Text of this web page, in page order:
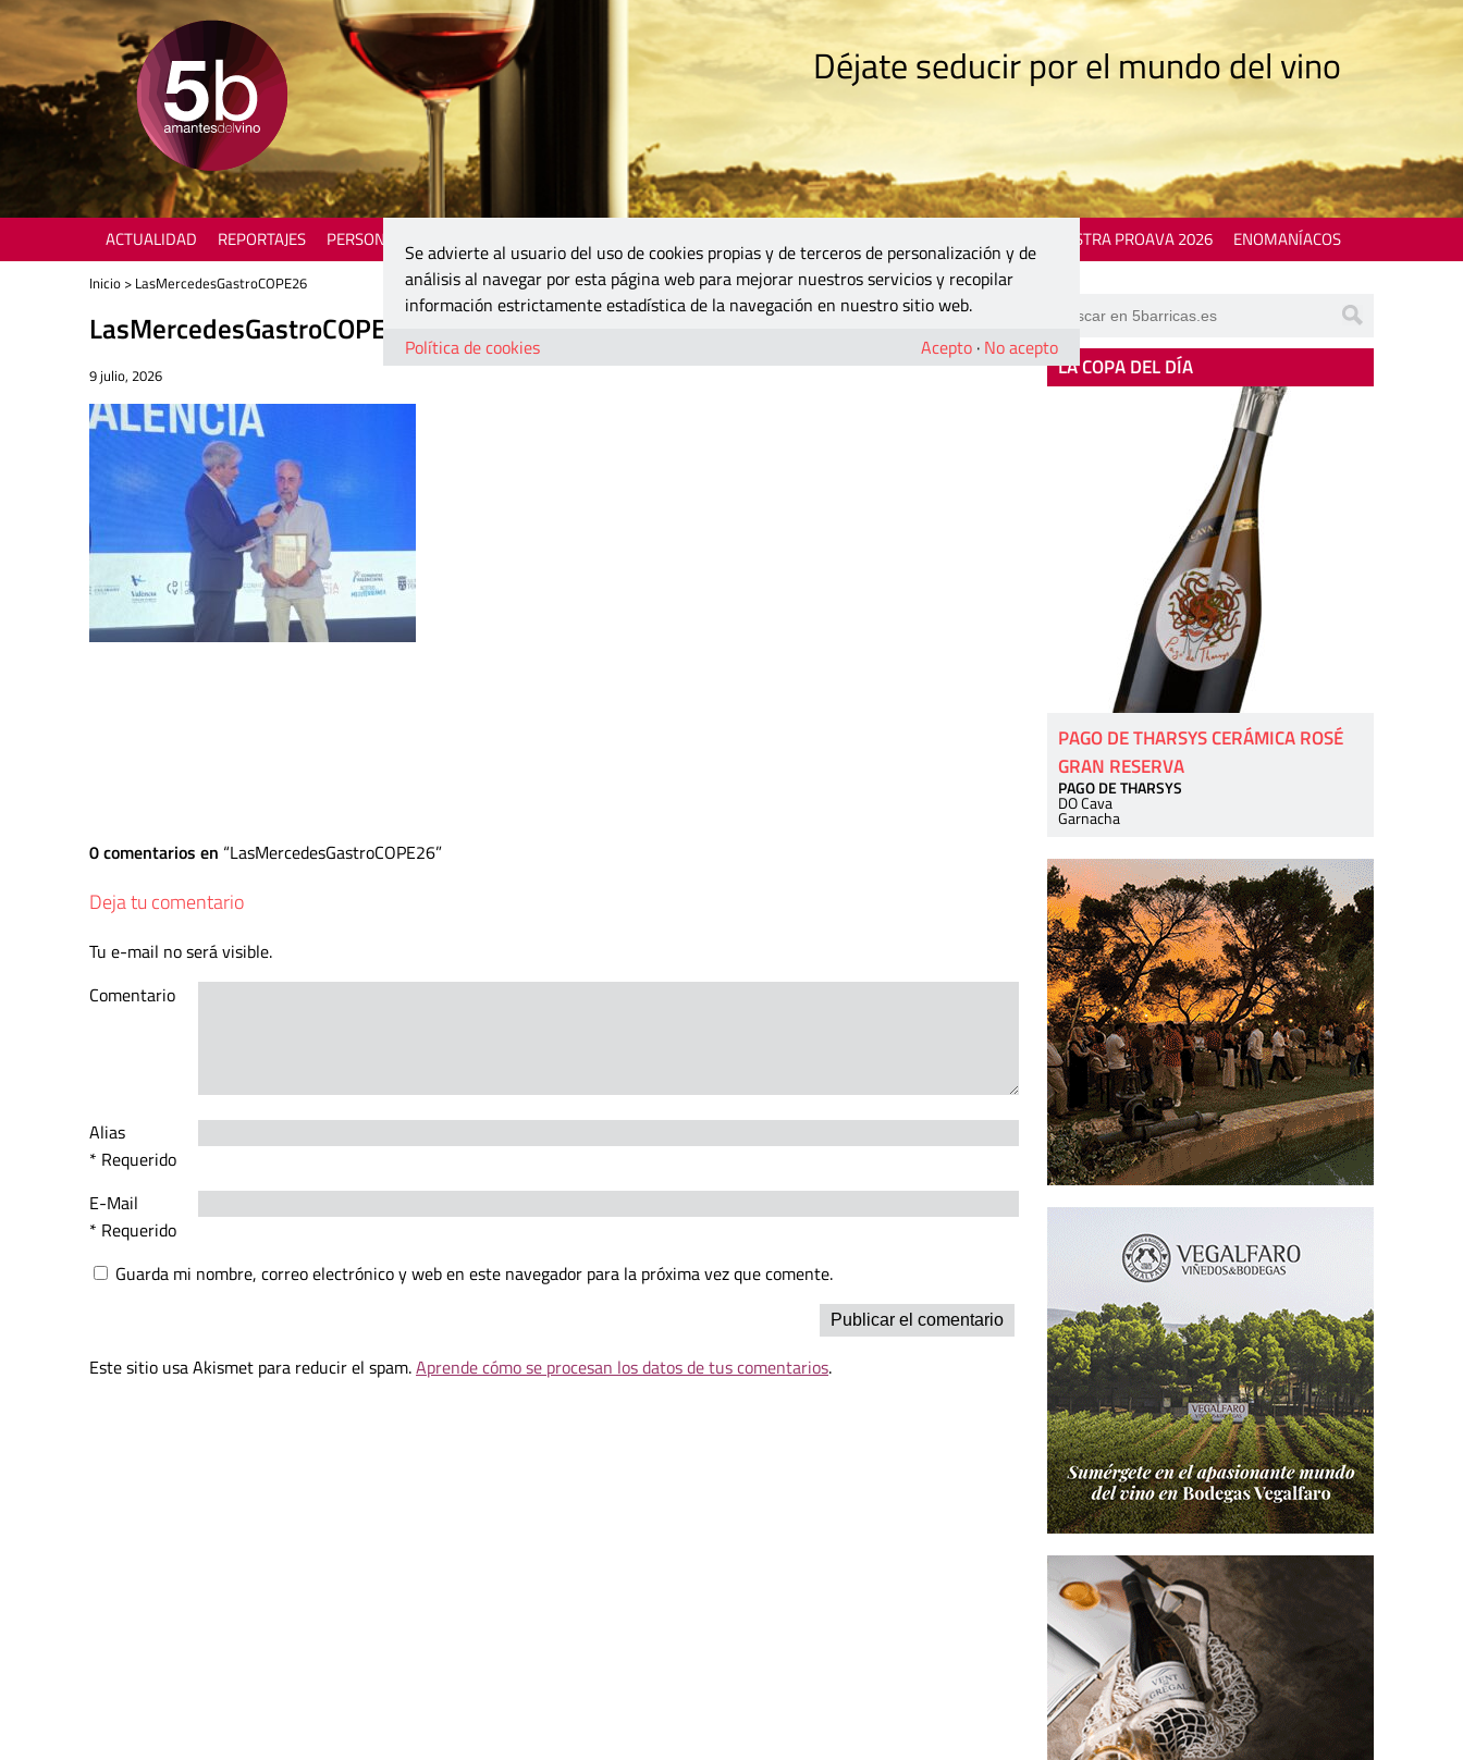
Déjate seducir por el mundo del vino
ACTUALIDAD REPORTAJES PERSONAJES MOSTRA PROAVA 2026 ENOMANÍACOS
Inicio > LasMercedesGastroCOPE26
LasMercedesGastroCOPE26
9 julio, 2026
0 comentarios en LasMercedesGastroCOPE26
Deja tu comentario
Tu e-mail no será visible.
Comentario
Alias
* Requerido
E-Mail
* Requerido
Guarda mi nombre, correo electrónico y web en este navegador para la próxima vez que comente.
Este sitio usa Akismet para reducir el spam.Aprende cómo se procesan los datos de tus comentarios.
LA COPA DEL DÍA
PAGO DE THARSYS CERÁMICA ROSÉ
GRAN RESERVA
PAGO DE THARSYS
DO Cava
Garnacha
Se advierte al usuario del uso de cookies propias y de terceros de personalización y de
análisis al navegar por esta página web para mejorar nuestros servicios y recopilar
información estrictamente estadística de la navegación en nuestro sitio web.
Política de cookies
Acepto · No acepto